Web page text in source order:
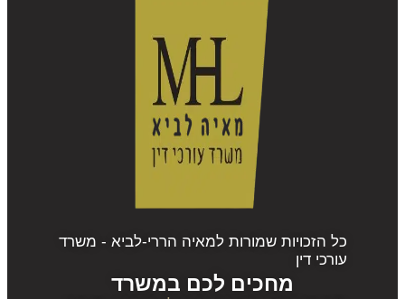
כל הזכויות שמורות למאיה הררי-לביא - משרד
עורכי דין
מחכים לכם במשרד